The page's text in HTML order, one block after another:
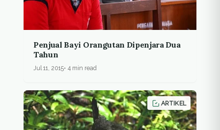
Penjual Bayi Orangutan Dipenjara Dua
Tahun
Jul 11, 2015 4 min read
ARTIKEL